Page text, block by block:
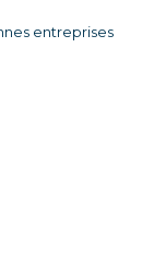
entreprises